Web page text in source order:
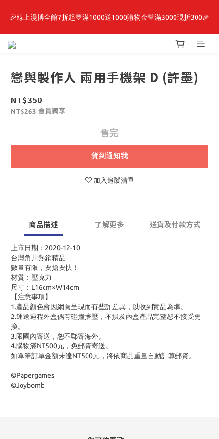
明信片組」
🎉線上漫博全館7折起💛滿1000送1000購物金💛滿3000現折300🎉
【抽籤堂】 影之強者、你又被殺了呢，偵探大人、約會大作戰、
【轉生史萊姆】系列書展🌟系列小說 79 折，滿$389送「完節紀念
戀與製作人 兩用手機架 D (許墨)
NT$350
NT$263 會員獨享
售完
貨到通知我
加入追蹤清單
商品描述 了解更多 送貨及付款方式
上市日期：2020-12-10
台灣角川熱銷精品
數量有限，要搶要快！
材質：壓克力
尺寸：L16cm×W14cm
【注意事項】
1.產品顏色會因網頁呈現而有些許差異，以收到實品為準。
2.運送過程外盒偶有碰撞擠壓，不損及內盒產品完整恕不接受更
換。
3.限國內寄送，恕不郵寄海外。
4.購物滿NT500元，免郵資寄送。
如單筆訂單金額未達NT500元，將依商品重量自動計算郵資。
©Papergames
©Joybomb